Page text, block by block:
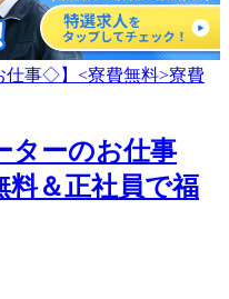
ターのお仕事
＆正社員で福